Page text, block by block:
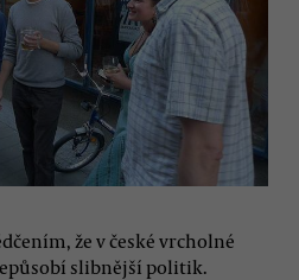
že v české vrcholné
slibnější politik.